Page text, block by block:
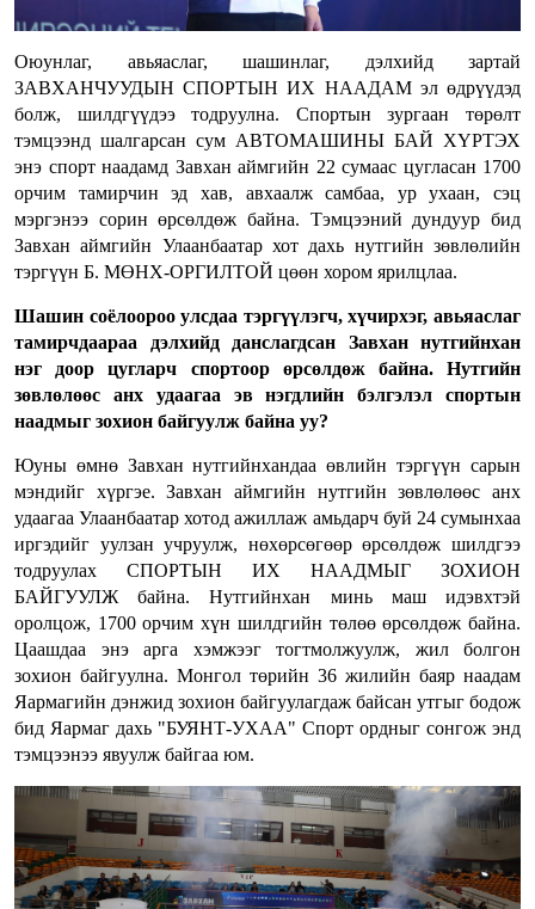
Оюунлаг, авьяаслаг, шашинлаг, дэлхийд зартай
ЗАВХАНЧУУДЫН СПОРТЫН ИХ НААДАМ эл өдрүүдэд
болж, шилдгүүдээ тодруулна. Спортын зургаан төрөлт
тэмцээнд шалгарсан сум АВТОМАШИНЫ БАЙ ХҮРТЭХ
энэ спорт наадамд Завхан аймгийн 22 сумаас цугласан 1700
орчим тамирчин эд хав, авхаалж самбаа, ур ухаан, сэц
мэргэнээ сорин өрсөлдөж байна. Тэмцээний дундуур бид
Завхан аймгийн Улаанбаатар хот дахь нутгийн зөвлөлийн
тэргүүн Б. МӨНХ-ОРГИЛТОЙ цөөн хором ярилцлаа.
Шашин соёлоороо улсдаа тэргүүлэгч, хүчирхэг, авьяаслаг
тамирчдаараа дэлхийд данслагдсан Завхан нутгийнхан
нэг доор цугларч спортоор өрсөлдөж байна. Нутгийн
зөвлөлөөс анх удаагаа эв нэгдлийн бэлгэлэл спортын
наадмыг зохион байгуулж байна уу?
Юуны өмнө Завхан нутгийнхандаа өвлийн тэргүүн сарын
мэндийг хүргэе. Завхан аймгийн нутгийн зөвлөлөөс анх
удаагаа Улаанбаатар хотод ажиллаж амьдарч буй 24 сумынхаа
иргэдийг уулзан учруулж, нөхөрсөгөөр өрсөлдөж шилдгээ
тодруулах СПОРТЫН ИХ НААДМЫГ ЗОХИОН
БАЙГУУЛЖ байна. Нутгийнхан минь маш идэвхтэй
оролцож, 1700 орчим хүн шилдгийн төлөө өрсөлдөж байна.
Цаашдаа энэ арга хэмжээг тогтмолжуулж, жил болгон
зохион байгуулна. Монгол төрийн 36 жилийн баяр наадам
Яармагийн дэнжид зохион байгуулагдаж байсан утгыг бодож
бид Яармаг дахь "БУЯНТ-УХАА" Спорт ордныг сонгож энд
тэмцээнээ явуулж байгаа юм.